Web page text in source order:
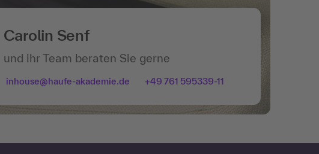
Carolin Senf
und ihr Team beraten Sie gerne
inhouse@haufe-akademie.de +49 761 595339-11